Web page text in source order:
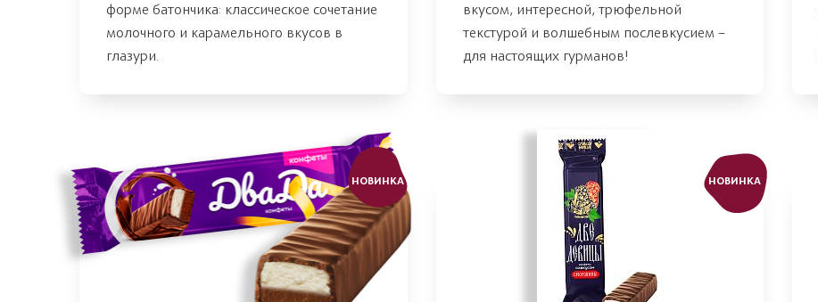
форме батончика: классическое сочетание
молочного и карамельного вкусов в
глазури.
вкусом, интересной, трюфельной
текстурой и волшебным послевкусием –
для настоящих гурманов!
НОВИНКА НОВИНКА